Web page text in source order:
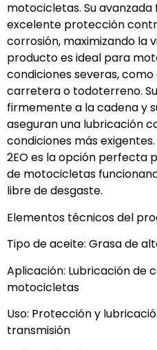
motocicletas. Su
excelente protección
corrosión, maximizando la
producto es ideal para
condiciones severas,
carretera o todoterreno.
firmemente a la cadena y
aseguran una lubricación
condiciones más exigentes.
2EO es la opción perfecta
de motocicletas
libre de desgaste.
Elementos técnicos del
Tipo de aceite: Grasa de
Aplicación: Lubricación de
motocicletas
Uso: Protección y
transmisión